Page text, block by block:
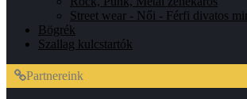
Street wear - Női - Férfi divatos
Bögrék
Szallag kulcstartók
Partnereink